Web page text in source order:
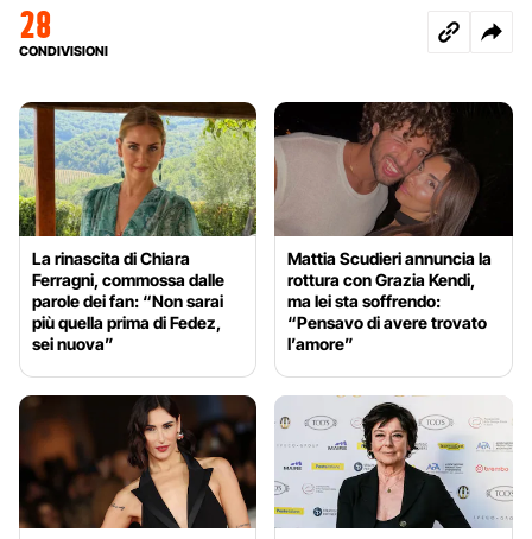
28
CONDIVISIONI
La rinascita di Chiara
Ferragni, commossa dalle
parole dei fan: “Non sarai
più quella prima di Fedez,
sei nuova”
Mattia Scudieri annuncia la
rottura con Grazia Kendi,
ma lei sta soffrendo:
“Pensavo di avere trovato
l’amore”